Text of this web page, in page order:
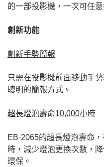
的一部投影機，一次可任
創新功能
創新手勢簡報
只需在投影機前面移動手
聰明的簡報方式。
超長燈泡壽命10,000小時
EB-2065的超長燈泡壽命
時，減少燈泡更換次數，
環保。